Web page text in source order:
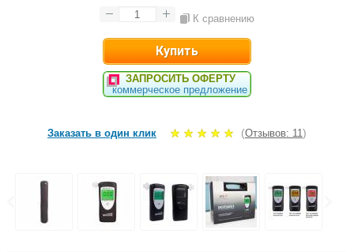
К сравнению
ЗАПРОСИТЬ ОФЕРТУ
коммерческое предложение
Заказать в один клик (Отзывов: 11)